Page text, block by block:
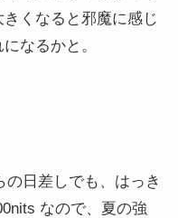
くなると邪魔に感じ
なるかと。
日差しでも、はっき
なので、夏の強